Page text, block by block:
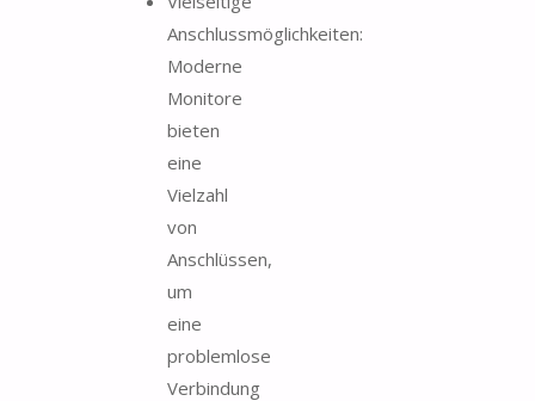
Anschlussmöglichkeiten:
Moderne
Monitore
bieten
eine
Vielzahl
von
Anschlüssen,
um
eine
problemlose
Verbindung